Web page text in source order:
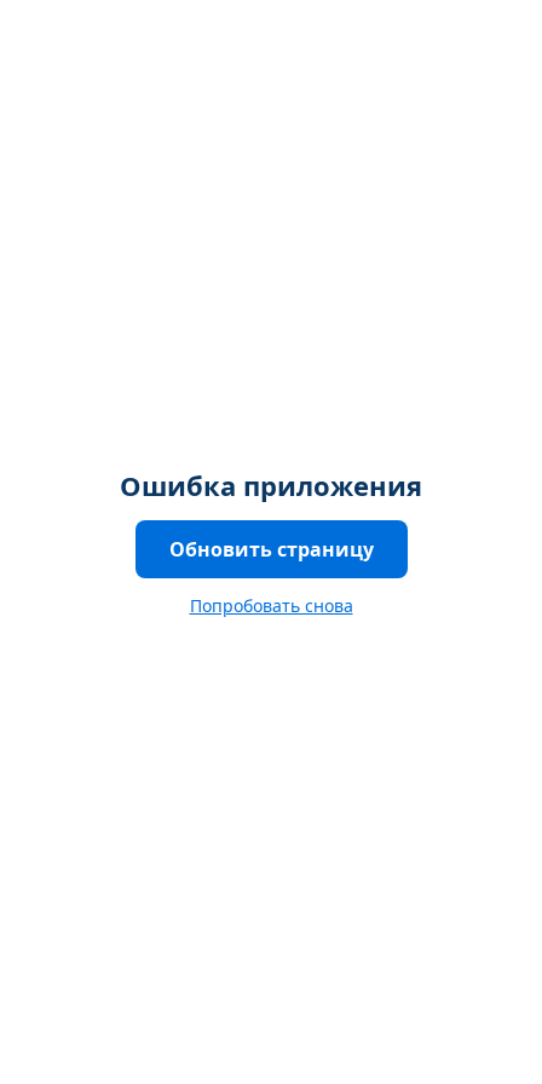
Ошибка приложения
Обновить страницу
Попробовать снова